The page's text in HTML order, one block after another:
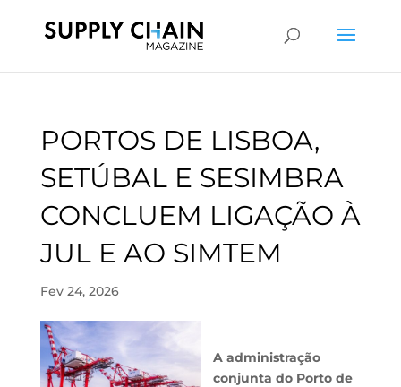
PORTOS DE LISBOA,
SETÚBAL E SESIMBRA
CONCLUEM LIGAÇÃO À
JUL E AO SIMTEM
Fev 24, 2026
A administração
conjunta do Porto de